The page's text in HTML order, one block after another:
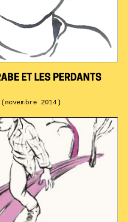
ET LES PERDANTS
2014)